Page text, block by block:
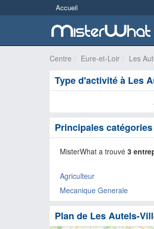
Accueil
Centre Eure-et-Loir Les
Type d'activité à Les
Principales
MisterWhat a trouvé 3
Agriculteur
Mecanique Generale
Plan de Les Autels-